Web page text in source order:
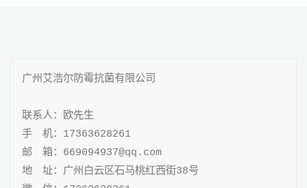
600
防
水
防
航
广州艾浩尔防霉抗菌有限公司
联系人：欧先生
手 机：17363628261
邮 箱：669094937@qq.com
地 址：广州白云区石马桃红西街38号